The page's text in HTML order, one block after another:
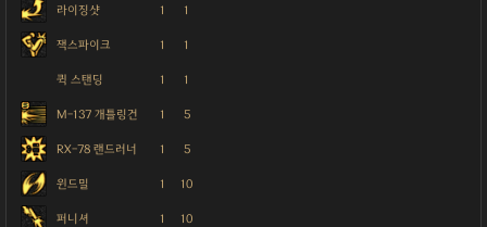
라이징샷 1 1
잭스파이크 1 1
퀵 스탠딩 1 1
M-137 개틀링건 1 5
RX-78 랜드러너 1 5
윈드밀 1 10
퍼니셔 1 10